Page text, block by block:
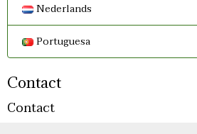
Nederlands
Portuguesa
Contact
Contact